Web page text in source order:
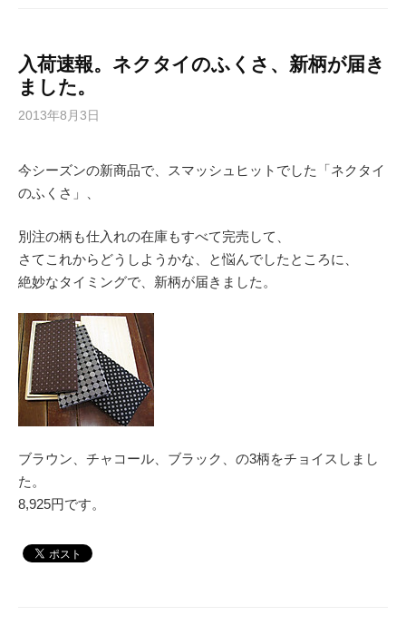
入荷速報。ネクタイのふくさ、新柄が届き
ました。
2013年8月3日
今シーズンの新商品で、スマッシュヒットでした「ネクタイ
のふくさ」、
別注の柄も仕入れの在庫もすべて完売して、
さてこれからどうしようかな、と悩んでしたところに、
絶妙なタイミングで、新柄が届きました。
ブラウン、チャコール、ブラック、の3柄をチョイスしまし
た。
8,925円です。